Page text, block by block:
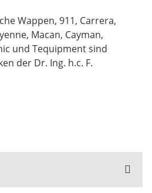
Wappen, 911, Carrera,
Macan, Cayman,
und Tequipment sind
der Dr. Ing. h.c. F.